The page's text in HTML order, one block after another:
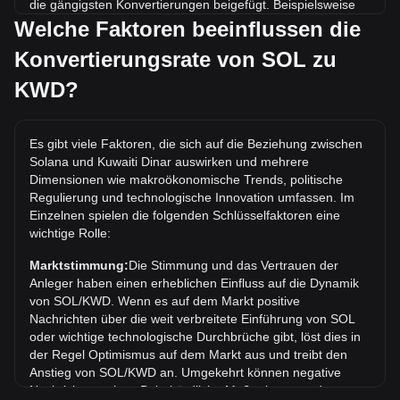
die gängigsten Konvertierungen beigefügt. Beispielsweise
entsprechen 5 KWD 0.2158 SOL, während 5 SOL etwa
115.83KWD kosten.
Was ist der höchste Kurs von SOL/KWD aller Zeiten?
Der bisherige Höchstkurs von 1 SOL in KWD liegt bei
Wie ist der Kurstrend von in KWD?
In den letzten 7 Tagen ist der Wechselkurs von Solana
(SOL) um 3.52% gestiegen. Im vergangenen Monat ist der
Wechselkurs von Solana (SOL) gegenüber Kuwaiti Dinar
Welche Faktoren beeinflussen die
Konvertierungsrate von SOL zu
KWD?
Es gibt viele Faktoren, die sich auf die Beziehung zwischen
Solana und Kuwaiti Dinar auswirken und mehrere
Dimensionen wie makroökonomische Trends, politische
Regulierung und technologische Innovation umfassen. Im
Einzelnen spielen die folgenden Schlüsselfaktoren eine
wichtige Rolle:
Marktstimmung:Die Stimmung und das Vertrauen der
Anleger haben einen erheblichen Einfluss auf die Dynamik
von SOL/KWD. Wenn es auf dem Markt positive
Nachrichten über die weit verbreitete Einführung von SOL
oder wichtige technologische Durchbrüche gibt, löst dies in
der Regel Optimismus auf dem Markt aus und treibt den
Anstieg von SOL/KWD an. Umgekehrt können negative
Nachrichten, wie z. B. behördliche Maßnahmen und